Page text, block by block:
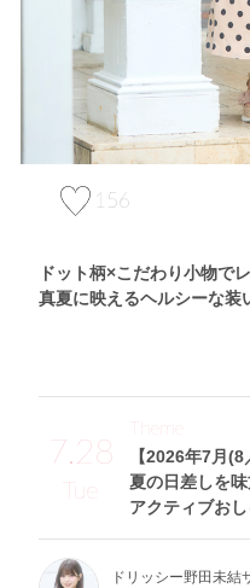
156
ドット柄×こだわり小物で
真夏に映えるヘルシーな
7.28
Tue
【2026年7月(8
夏の日差しを
アクティブお
Theme
ドリッシー野田未結